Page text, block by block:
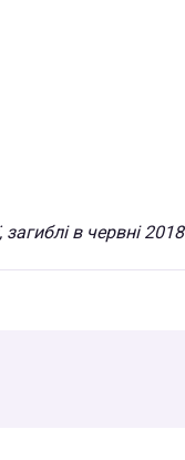
загиблі в червні 2018